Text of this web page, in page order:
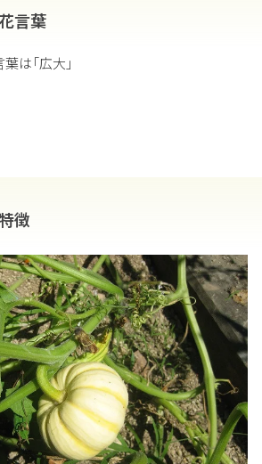
言葉
は「広大」
徴